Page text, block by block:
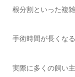
根分割といった複
手術時間が長くな
実際に多くの飼い